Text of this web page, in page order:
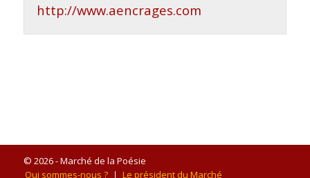
http://www.aencrages.com
© 2026 - Marché de la Poésie
Qui sommes-nous ?
Le président du Marché